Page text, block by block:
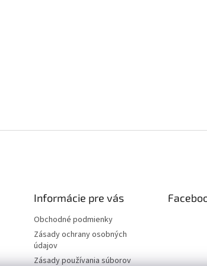
Informácie pre vás
Obchodné podmienky
Zásady ochrany osobných
údajov
Zásady používania súborov